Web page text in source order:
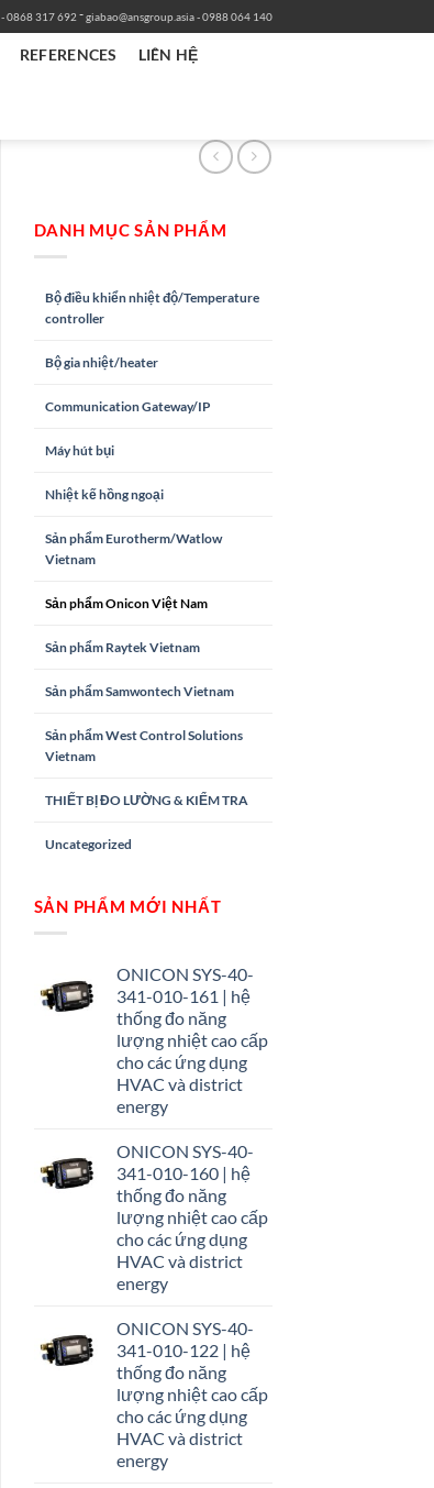
- 0868 317 692 -giabao@ansgroup.asia- 0988 064 140
REFERENCES LIÊN HỆ
DANH MỤC SẢN PHẨM
Bộ điều khiển nhiệt độ/Temperature
controller
Bộ gia nhiệt/heater
Communication Gateway/IP
Máy hút bụi
Nhiệt kế hồng ngoại
Sản phẩm Eurotherm/Watlow
Vietnam
Sản phẩm Onicon Việt Nam
Sản phẩm Raytek Vietnam
Sản phẩm Samwontech Vietnam
Sản phẩm West Control Solutions
Vietnam
THIẾT BỊ ĐO LƯỜNG & KIỂM TRA
Uncategorized
SẢN PHẨM MỚI NHẤT
ONICON SYS-40-
341-010-161 | hệ
thống đo năng
lượng nhiệt cao cấp
cho các ứng dụng
HVAC và district
energy
ONICON SYS-40-
341-010-160 | hệ
thống đo năng
lượng nhiệt cao cấp
cho các ứng dụng
HVAC và district
energy
ONICON SYS-40-
341-010-122 | hệ
thống đo năng
lượng nhiệt cao cấp
cho các ứng dụng
HVAC và district
energy